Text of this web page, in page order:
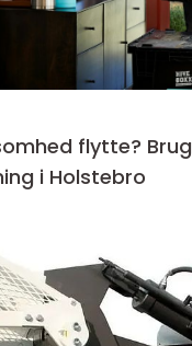
flytte? Brug
i Holstebro